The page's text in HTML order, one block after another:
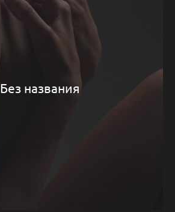
Без названия